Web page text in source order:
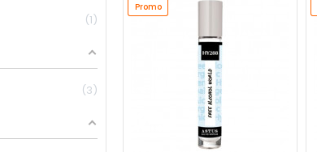
1
3
Promo
Promo